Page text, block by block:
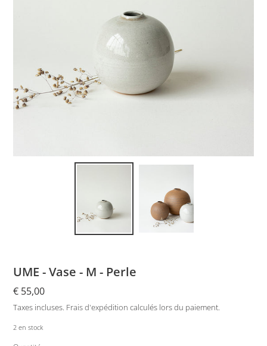
UME - Vase - M - Perle
Prix
normal
€ 55,00
Taxes incluses. Frais d'expédition calculés lors du paiement.
2 en stock